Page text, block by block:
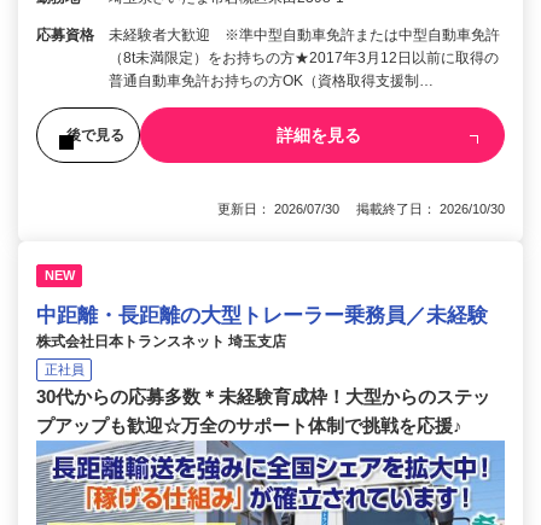
応募資格
未経験者大歓迎 ※準中型自動車免許または中型自動車免許
（8t未満限定）をお持ちの方★2017年3月12日以前に取得の
普通自動車免許お持ちの方OK（資格取得支援制…
後で見る 詳細を見る
更新日： 2026/07/30 掲載終了日： 2026/10/30
NEW
中距離・長距離の大型トレーラー乗務員／未経験
株式会社日本トランスネット 埼玉支店
正社員
30代からの応募多数＊未経験育成枠！大型からのステッ
プアップも歓迎☆万全のサポート体制で挑戦を応援♪